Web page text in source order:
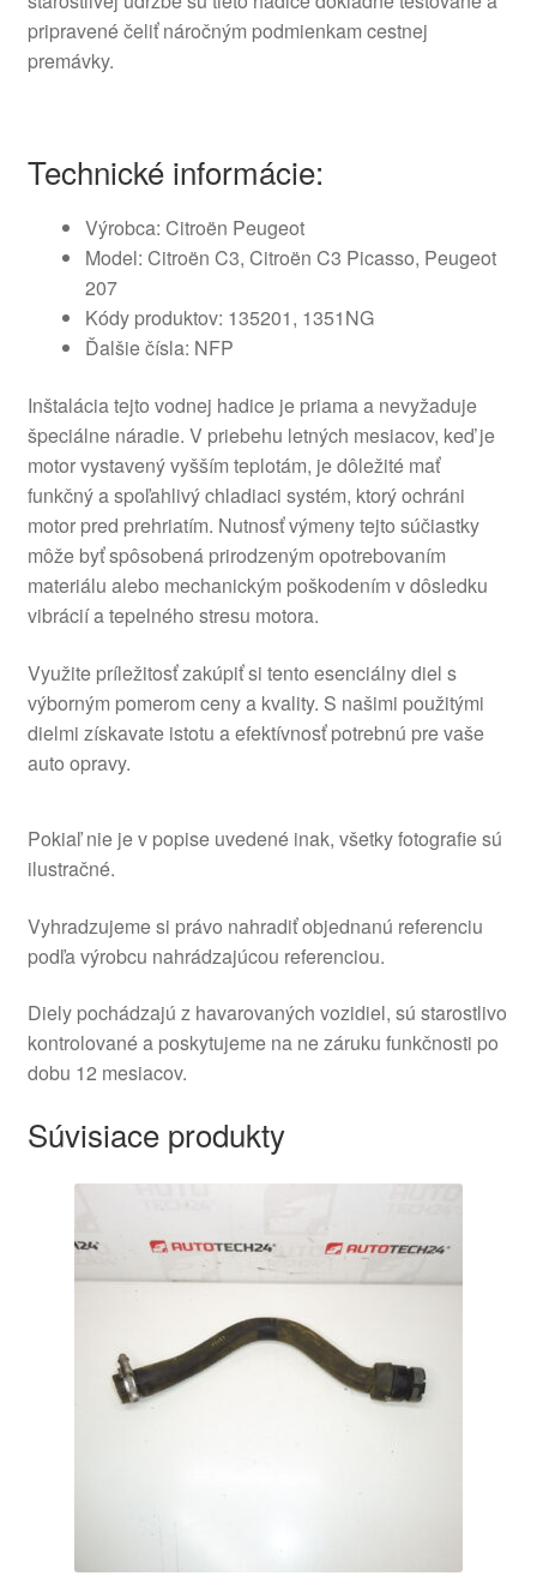
pripravené čeliť náročným podmienkam cestnej
premávky.
Technické informácie:
Výrobca: Citroën Peugeot
Model: Citroën C3, Citroën C3 Picasso, Peugeot
207
Kódy produktov: 135201, 1351NG
Ďalšie čísla: NFP
Inštalácia tejto vodnej hadice je priama a nevyžaduje
špeciálne náradie. V priebehu letných mesiacov, keď je
motor vystavený vyšším teplotám, je dôležité mať
funkčný a spoľahlivý chladiaci systém, ktorý ochráni
motor pred prehriatím. Nutnosť výmeny tejto súčiastky
môže byť spôsobená prirodzeným opotrebovaním
materiálu alebo mechanickým poškodením v dôsledku
vibrácií a tepelného stresu motora.
Využite príležitosť zakúpiť si tento esenciálny diel s
výborným pomerom ceny a kvality. S našimi použitými
dielmi získavate istotu a efektívnosť potrebnú pre vaše
auto opravy.
Pokiaľ nie je v popise uvedené inak, všetky fotografie sú
ilustračné.
Vyhradzujeme si právo nahradiť objednanú referenciu
podľa výrobcu nahrádzajúcou referenciou.
Diely pochádzajú z havarovaných vozidiel, sú starostlivo
kontrolované a poskytujeme na ne záruku funkčnosti po
dobu 12 mesiacov.
Súvisiace produkty